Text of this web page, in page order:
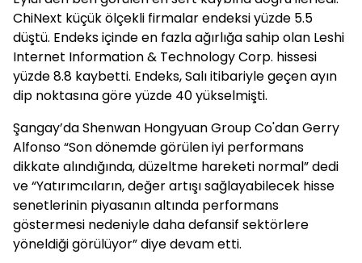
ChiNext küçük ölçekli firmalar endeksi yüzde 5.5
düştü. Endeks içinde en fazla ağırlığa sahip olan Leshi
Internet Information & Technology Corp. hissesi
yüzde 8.8 kaybetti. Endeks, Salı itibariyle geçen ayın
dip noktasına göre yüzde 40 yükselmişti.
Şangay’da Shenwan Hongyuan Group Co'dan Gerry
Alfonso “Son dönemde görülen iyi performans
dikkate alındığında, düzeltme hareketi normal” dedi
ve “Yatırımcıların, değer artışı sağlayabilecek hisse
senetlerinin piyasanın altında performans
göstermesi nedeniyle daha defansif sektörlere
yöneldiği görülüyor” diye devam etti.